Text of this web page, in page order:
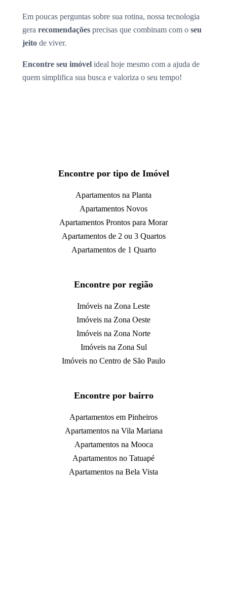
Em poucas perguntas sobre sua rotina, nossa tecnologia
gera recomendações precisas que combinam com o seu
jeito de viver.
Encontre seu imóvel ideal hoje mesmo com a ajuda de
quem simplifica sua busca e valoriza o seu tempo!
Encontre por tipo de Imóvel
Apartamentos na Planta
Apartamentos Novos
Apartamentos Prontos para Morar
Apartamentos de 2 ou 3 Quartos
Apartamentos de 1 Quarto
Encontre por região
Imóveis na Zona Leste
Imóveis na Zona Oeste
Imóveis na Zona Norte
Imóveis na Zona Sul
Imóveis no Centro de São Paulo
Encontre por bairro
Apartamentos em Pinheiros
Apartamentos na Vila Mariana
Apartamentos na Mooca
Apartamentos no Tatuapé
Apartamentos na Bela Vista